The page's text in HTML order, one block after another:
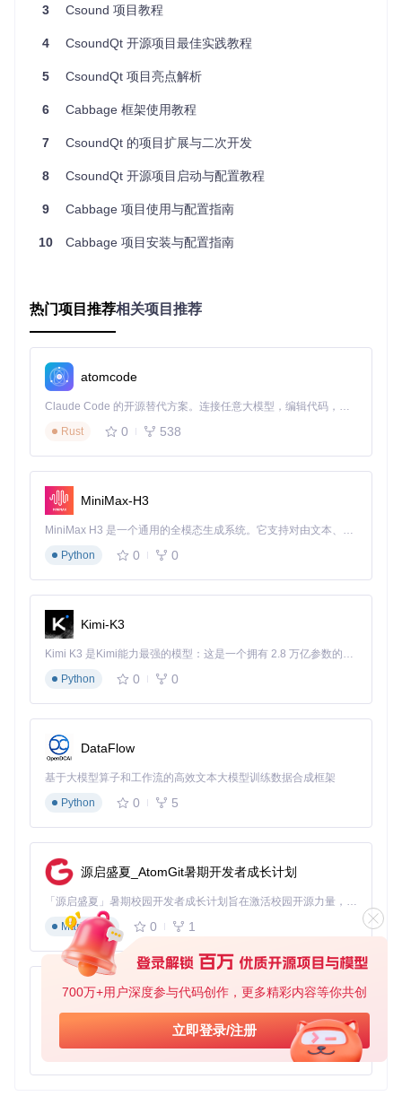
700万+用户深度参与代码创作，更多精彩内容等你共创
立即登录/注册
容：
CsoundSynthesizer >
<CsOptions
>
<CsInstruments>
kr = 4410
nchnls = 1
instr 1
out a1
f1 0 8192 10 1
</CsScore
</CsoundSynthesizer
运行 Csound 生成音频文件：
生成的 first_csound.wav
z 正弦波音调。
3. 应用案例和最佳实践
Csound 广泛应用于音乐创作、声音设计、音频处理和实时表
演等领域。以下是一些应用案例：
的旋律到复杂的交响乐。
声音设计：Csound 提供了丰富的音频处理模块，可以用于
设计独特的声音效果。
实时表演
时音乐表演和互动艺术。
最佳实践
模块化设计 ：将复杂的音频处理任务分解为多个模块，便于
管理和调试。
解决问题和学习新功能。
性能优化
载，确保流畅的音频输出。
4. 典型生态项目
Csound 拥有丰富的生态系统，包括以下典型项目：
CsoundQt
辑、预览、测试和调试功能。
Cabbage：一个基于 Csound 的音频插件开发框架，支持
VST、AU 和 AAX 插件格式。
Blue：一个图形化的 Csound 编辑器，适合初学者和非编
3 Csound 项目教程
4 CsoundQt 开源项目最佳实践教程
5 CsoundQt 项目亮点解析
6 Cabbage 框架使用教程
7 CsoundQt 的项目扩展与二次开发
8 CsoundQt 开源项目启动与配置教程
9 Cabbage 项目使用与配置指南
10 Cabbage 项目安装与配置指南
热门项目推荐相关项目推荐
atomcode
Claude Code 的开源替代方案。连接任意大模型，编辑代码，运行命令，自动验证 — 全自动执行。用 Rust 构建，极致性能。 ｜ An open-source alternative to Claude Code. Connect any LLM, edit code, run commands, and verify changes — autonomously. Built in Rust for speed. Get Started
Rust
0 538
MiniMax-H3
MiniMax H3 是一个通用的全模态生成系统。它支持对由文本、图像、视频和音频组成的多模态上下文进行统一理解，并能生成分辨率高达 2K、时长可达 15 秒的带原生立体声音频的视频。得益于面向任务泛化的系统设计，H3 在预训练阶段就已具备广泛的多模态上下文理解与生成能力，能够出色地执行复杂的多模态指令。
Python
0 0
Kimi-K3
Kimi K3 是Kimi能力最强的模型：这是一个拥有 2.8 万亿参数的混合专家（MoE）模型，具备原生视觉理解能力，并支持 100 万 token 的上下文窗口。
Python
0 0
DataFlow
基于大模型算子和工作流的高效文本大模型训练数据合成框架
Python
0 5
源启盛夏_AtomGit暑期开发者成长计划
「源启盛夏」暑期校园开发者成长计划旨在激活校园开源力量，通过积分激励、认证扶持、资源倾斜等形式，引导高校组织和开发者完成「入驻 — 建项目 — 做贡献 — 获认证 — 得资源」的完整闭环。无论你是想带领社团入驻平台的组织者，还是希望用代码贡献证明自己的开发者，都能在这里找到属于你的成长路径。
Markdown
0 1
py-xiaozhi
基于Python的Xiaozhi AI，适用于想要完整Xiaozhi体验而无需拥有专用硬件的用户。
Python
0 1